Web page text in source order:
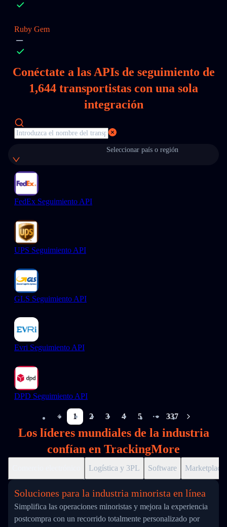
Ruby Gem
Conéctate a las APIs de seguimiento de
1,644 transportistas con una sola
integración
Seleccionar país o región
FedEx Seguimiento API
UPS Seguimiento API
GLS Seguimiento API
Evri Seguimiento API
DPD Seguimiento API
1 2 3 4 5
More pages
337
Los líderes mundiales de la industria
confían en TrackingMore
Logística y 3PL Software Marketplace
Soluciones para la industria minorista en línea
Simplifica las operaciones minoristas y mejora la experiencia
postcompra con un recorrido totalmente personalizado por